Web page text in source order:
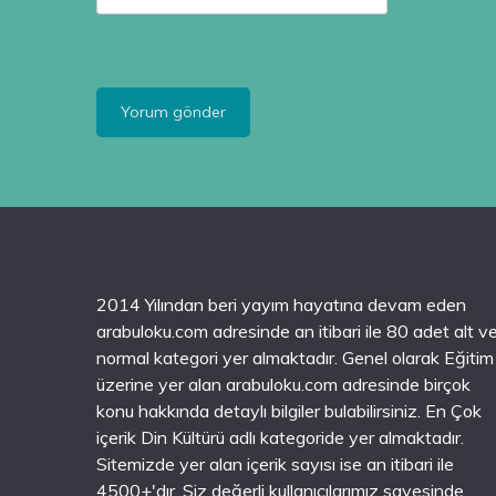
2014 Yılından beri yayım hayatına devam eden
arabuloku.com adresinde an itibari ile 80 adet alt
normal kategori yer almaktadır. Genel olarak Eğitim
üzerine yer alan arabuloku.com adresinde birçok
konu hakkında detaylı bilgiler bulabilirsiniz. En Çok
içerik Din Kültürü adlı kategoride yer almaktadır.
Sitemizde yer alan içerik sayısı ise an itibari ile
4500+'dır. Siz değerli kullanıcılarımız sayesinde